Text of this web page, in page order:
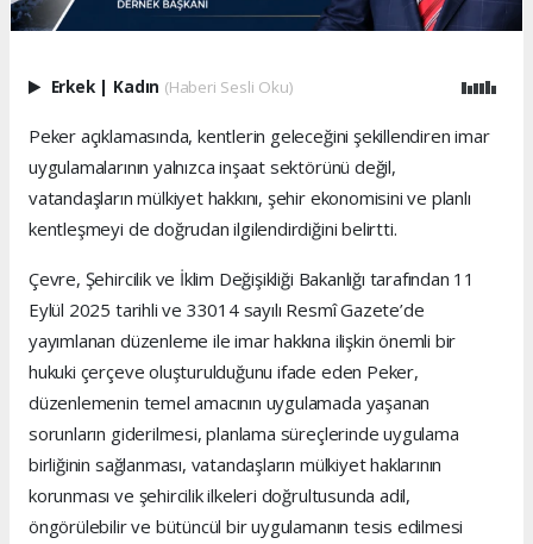
Erkek Kadın (Haberi Sesli Oku)
Peker açıklamasında, kentlerin geleceğini şekillendiren imar
uygulamalarının yalnızca inşaat sektörünü değil,
vatandaşların mülkiyet hakkını, şehir ekonomisini ve planlı
kentleşmeyi de doğrudan ilgilendirdiğini belirtti.
Çevre, Şehircilik ve İklim Değişikliği Bakanlığı tarafından 11
Eylül 2025 tarihli ve 33014 sayılı Resmî Gazete’de
yayımlanan düzenleme ile imar hakkına ilişkin önemli bir
hukuki çerçeve oluşturulduğunu ifade eden Peker,
düzenlemenin temel amacının uygulamada yaşanan
sorunların giderilmesi, planlama süreçlerinde uygulama
birliğinin sağlanması, vatandaşların mülkiyet haklarının
korunması ve şehircilik ilkeleri doğrultusunda adil,
öngörülebilir ve bütüncül bir uygulamanın tesis edilmesi